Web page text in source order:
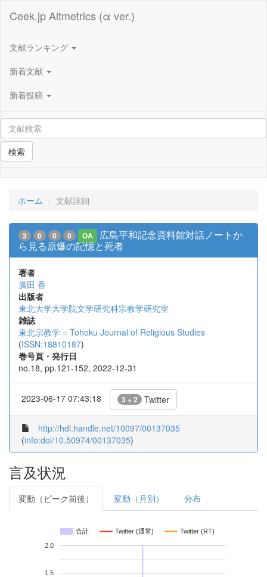
Ceek.jp Altmetrics (α ver.)
文献ランキング
新着文献
新着投稿
検索
ホーム 文献詳細
3 0 0 0 OA
広島平和記念資料館対話ノートか
ら見る原爆の記憶と死者
著者
廣田 香
出版者
東北大学大学院文学研究科宗教学研究室
雑誌
東北宗教学 = Tohoku Journal of Religious Studies
(ISSN:18810187)
巻号頁・発行日
no.18, pp.121-152, 2022-12-31
2023-06-17 07:43:18 3 + 2 Twitter
http://hdl.handle.net/10097/00137035
(info:doi/10.50974/00137035)
言及状況
変動（ピーク前後） 変動（月別） 分布
合計 Twitter (通常) Twitter (RT)
1.5
2.0